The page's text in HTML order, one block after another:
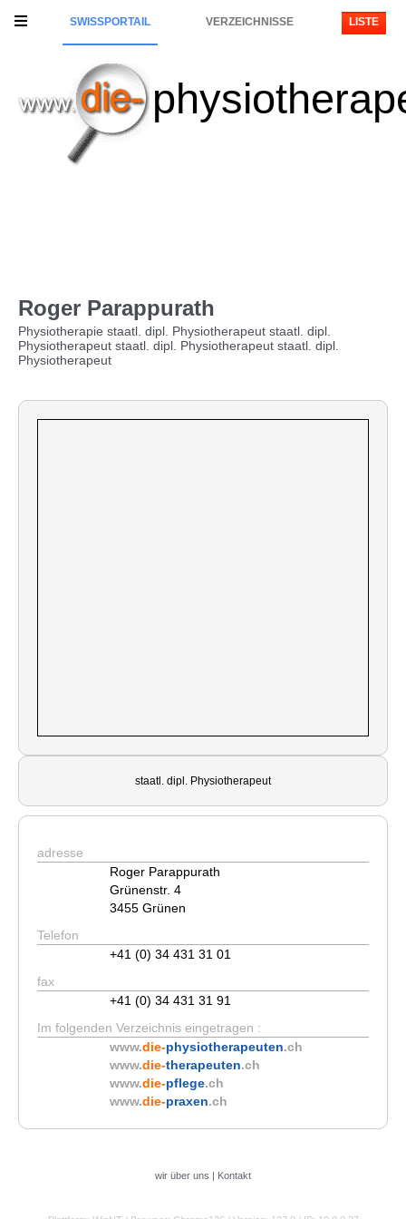
SWISSPORTAIL VERZEICHNISSE LISTE
Roger Parappurath
Physiotherapie staatl. dipl. Physiotherapeut staatl. dipl.
Physiotherapeut staatl. dipl. Physiotherapeut staatl. dipl.
Physiotherapeut
staatl. dipl. Physiotherapeut
adresse
Roger Parappurath
Grünenstr. 4
3455 Grünen
Telefon
+41 (0) 34 431 31 01
fax
+41 (0) 34 431 31 91
Im folgenden Verzeichnis eingetragen :
www.die-physiotherapeuten.ch
www.die-therapeuten.ch
www.die-pflege.ch
www.die-praxen.ch
wir über uns | Kontakt